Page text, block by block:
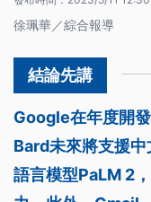
徐珮華／綜合報導
Google在年度開
Bard未來將支援
語言模型PaLM 2